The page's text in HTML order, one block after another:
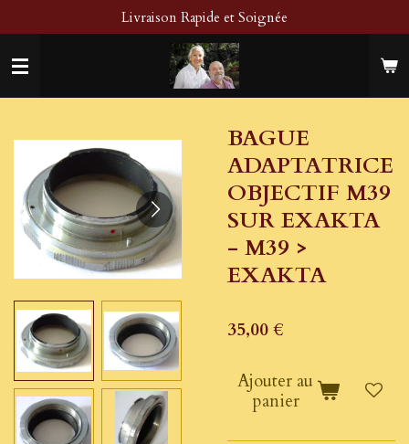
au
contenu
principal
Livraison Rapide et Soignée
BAGUE
ADAPTATRICE
OBJECTIF M39
SUR EXAKTA
- M39 >
EXAKTA
35,00 €
Ajouter au
panier